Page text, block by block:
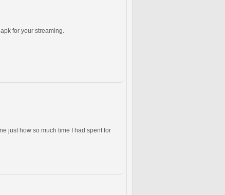
for your streaming.
just how so much time I had spent for